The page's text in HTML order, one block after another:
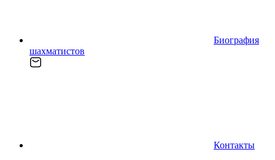
Биография
шахматистов
Контакты